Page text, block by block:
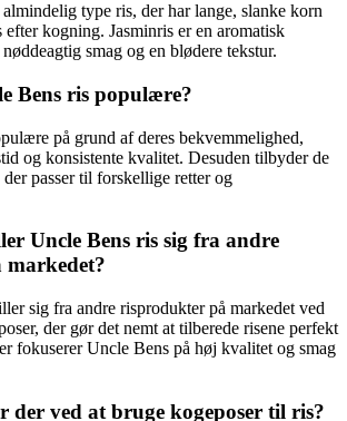
type ris, der har lange, slanke korn
efter kogning. Jasminris er en aromatisk
smag og en blødere tekstur.
Bens ris populære?
på grund af deres bekvemmelighed,
og konsistente kvalitet. Desuden tilbyder de
passer til forskellige retter og
Uncle Bens ris sig fra andre
sig fra andre risprodukter på markedet ved
der gør det nemt at tilberede risene perfekt
fokuserer Uncle Bens på høj kvalitet og smag
der ved at bruge kogeposer til ris?